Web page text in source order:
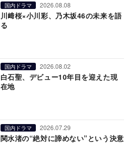
国内ドラマ 2026.08.08
川﨑桜×小川彩、乃木坂46の未来を語
る
国内ドラマ 2026.08.02
白石聖、デビュー10年目を迎えた現
在地
国内ドラマ 2026.07.29
関水渚の“絶対に諦めない”という決意